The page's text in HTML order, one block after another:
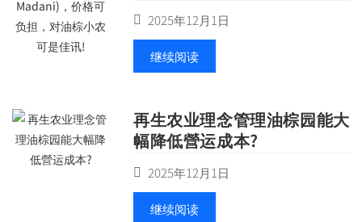
2025年12月1日
继续阅读
再生农业理念管理油棕园能大
幅降低營运成本?
2025年12月1日
继续阅读